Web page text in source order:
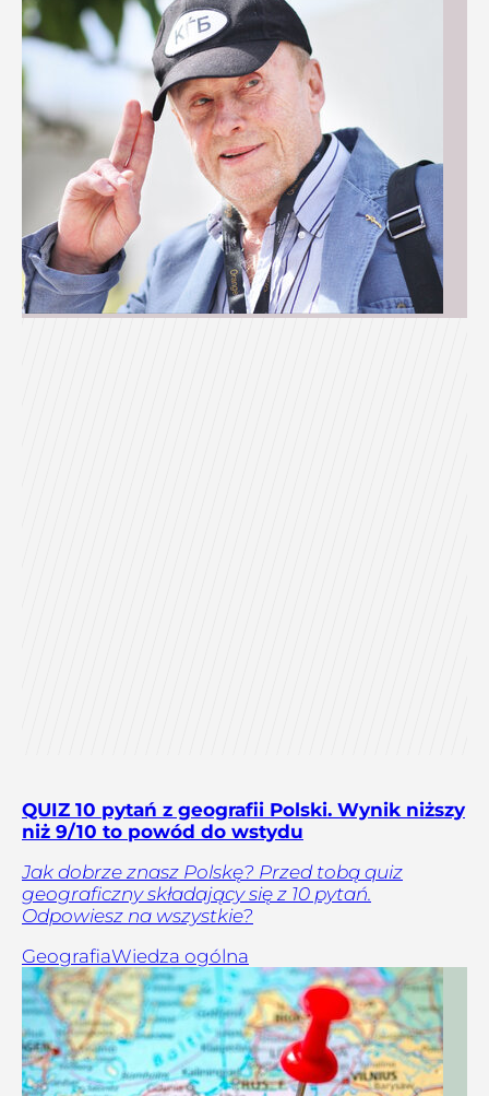
QUIZ 10 pytań z geografii Polski. Wynik niższy
niż 9/10 to powód do wstydu
Jak dobrze znasz Polskę? Przed tobą quiz
geograficzny składający się z 10 pytań.
Odpowiesz na wszystkie?
GeografiaWiedza ogólna